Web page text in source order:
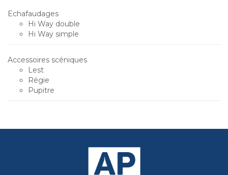
Echafaudages
Hi Way double
Hi Way simple
Accessoires scéniques
Lest
Régie
Pupitre